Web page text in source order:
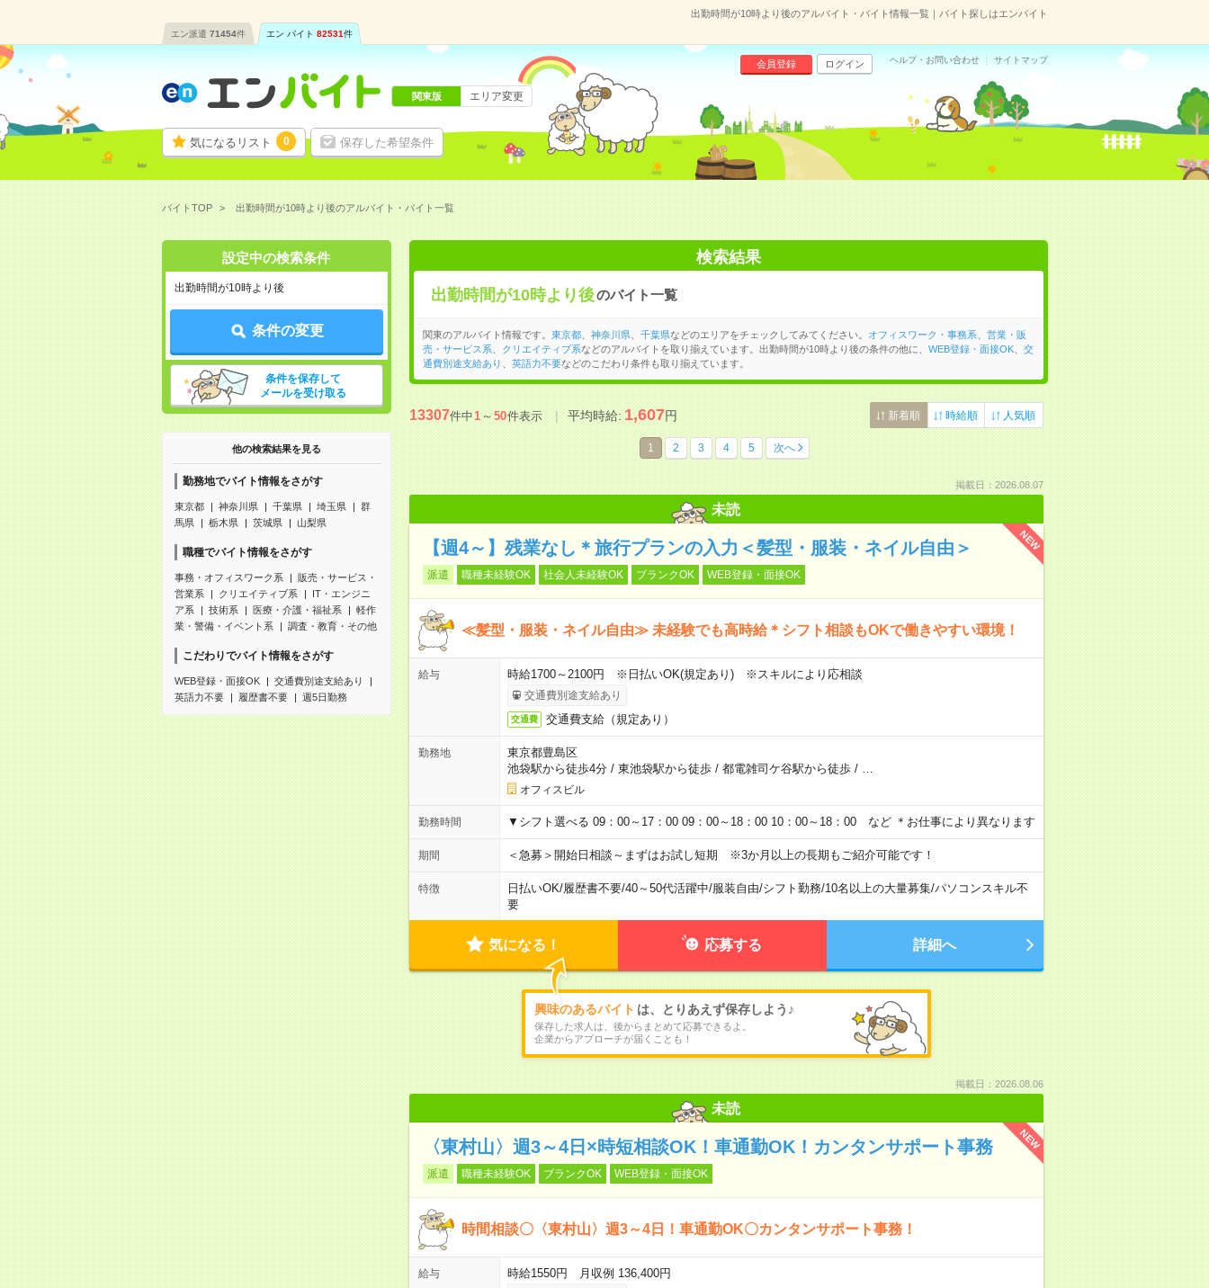
出勤時間が10時より後のアルバイト・バイト情報一覧｜バイト探しはエンバイト
エン派遣 71454件 エン バイト 82531件
気になるリスト 0 保存した希望条件
会員登録 ログイン ヘルプ・お問い合わせ サイトマップ
関東版 エリア変更
バイトTOP 出勤時間が10時より後のアルバイト・バイト一覧
設定中の検索条件
出勤時間が10時より後
条件の変更
条件を保存して
メールを受け取る
他の検索結果を見る
勤務地でバイト情報をさがす
東京都 神奈川県 千葉県 埼玉県
群
馬県
栃木県 茨城県 山梨県
職種でバイト情報をさがす
事務・オフィスワーク系
販売・サービス・
営業系
クリエイティブ系
IT・エンジニ
ア系
技術系 医療・介護・福祉系
軽作
業・警備・イベント系
調査・教育・その他
こだわりでバイト情報をさがす
WEB登録・面接OK
交通費別途支給あり
英語力不要
履歴書不要 週5日勤務
検索結果
出勤時間が10時より後のバイト一覧
関東のアルバイト情報です。 東京都、 神奈川県、 千葉県などのエリアをチェックしてみてください。 オフィスワーク・事務系
営業・販
売・サービス系
クリエイティブ系などのアルバイトを取り揃えています。出勤時間が10時より後の条件の他に、 WEB登録・面接OK、 交
通費別途支給あり
英語力不要などのこだわり条件も取り揃えています。
13307件中1～50件表示 平均時給:1,607円 新着順 時給順 人気順
1 2 3 4 5 次へ
掲載日：2026.08.07
未読
NEW
【週4～】残業なし＊旅行プランの入力＜髪型・服装・ネイル自由＞
派遣 職種未経験OK 社会人未経験OK ブランクOK WEB登録・面接OK
≪髪型・服装・ネイル自由≫ 未経験でも高時給＊シフト相談もOKで働きやすい環境！
給与 時給1700～2100円 ※日払いOK(規定あり) ※スキルにより応相談
交通費別途支給あり
交通費 交通費支給（規定あり）
勤務地
東京都豊島区
池袋駅から徒歩4分/ 東池袋駅から徒歩/ 都電雑司ケ谷駅から徒歩/
オフィスビル
勤務時間 ▼シフト選べる 09：00～17：00 09：00～18：00 10：00～18：00 など ＊お仕事により異なります
期間 ＜急募＞開始日相談～まずはお試し短期 ※3か月以上の長期もご紹介可能です！
特徴 日払いOK/履歴書不要/40～50代活躍中/服装自由/シフト勤務/10名以上の大量募集/パソコンスキル不
要
気になる！ 応募する 詳細へ
興味のあるバイト は、とりあえず保存しよう♪
保存した求人は、後からまとめて応募できるよ。
企業からアプローチが届くことも！
掲載日：2026.08.06
未読
NEW
〈東村山〉週3～4日×時短相談OK！車通勤OK！カンタンサポート事務
派遣 職種未経験OK ブランクOK WEB登録・面接OK
時間相談〇〈東村山〉週3～4日！車通勤OK〇カンタンサポート事務！
給与 時給1550円 月収例 136,400円